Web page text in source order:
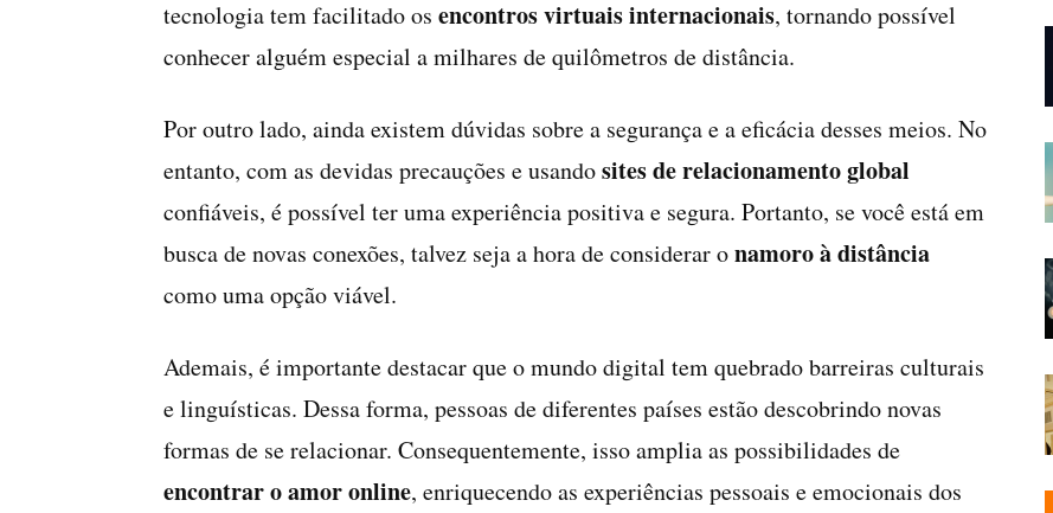
tecnologia tem facilitado os encontros virtuais internacionais, tornando possível
conhecer alguém especial a milhares de quilômetros de distância.
Por outro lado, ainda existem dúvidas sobre a segurança e a eficácia desses meios. No
entanto, com as devidas precauções e usandosites de relacionamento global
confiáveis, é possível ter uma experiência positiva e segura. Portanto, se você está em
busca de novas conexões, talvez seja a hora de considerar onamoro à distância
como uma opção viável.
Ademais, é importante destacar que o mundo digital tem quebrado barreiras culturais
e linguísticas. Dessa forma, pessoas de diferentes países estão descobrindo novas
formas de se relacionar. Consequentemente, isso amplia as possibilidades de
encontrar o amor online, enriquecendo as experiências pessoais e emocionais dos